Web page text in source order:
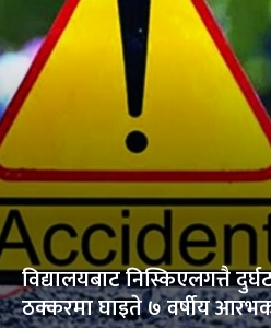
विद्यालयबाट निस्किएलगत्तै
ठक्करमा घाइते ७ वर्षीय